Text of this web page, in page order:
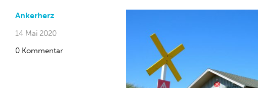
Ankerherz
14 Mai 2020
0 Kommentar